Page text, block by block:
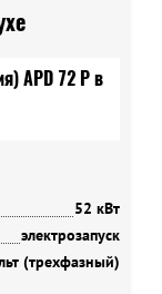
52 кВт
электрозапуск
(трехфазный)